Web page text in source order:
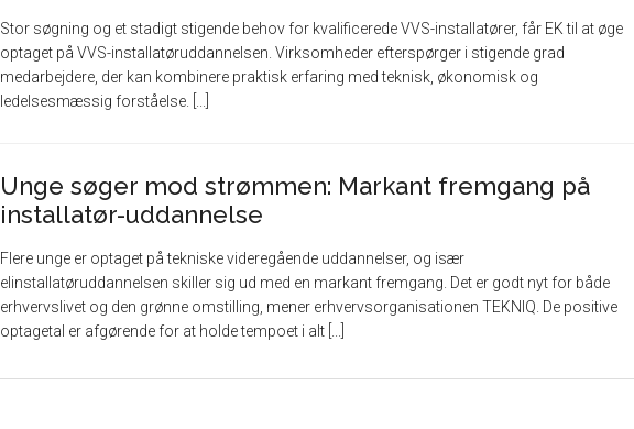
Stor søgning og et stadigt stigende behov for kvalificerede VVS-installatører, får EK til at øge
optaget på VVS-installatøruddannelsen. Virksomheder efterspørger i stigende grad
medarbejdere, der kan kombinere praktisk erfaring med teknisk, økonomisk og
ledelsesmæssig forståelse. [...]
Unge søger mod strømmen: Markant fremgang på
installatør-uddannelse
Flere unge er optaget på tekniske videregående uddannelser, og især
elinstallatøruddannelsen skiller sig ud med en markant fremgang. Det er godt nyt for både
erhvervslivet og den grønne omstilling, mener erhvervsorganisationen TEKNIQ. De positive
optagetal er afgørende for at holde tempoet i alt [...]